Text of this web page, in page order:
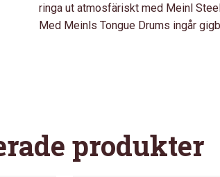
ringa ut atmosfäriskt med Meinl
Med Meinls Tongue Drums ingår
produkter